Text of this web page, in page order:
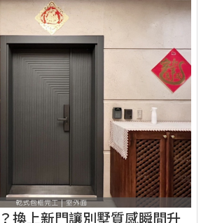
換上新門讓別墅質感瞬間升